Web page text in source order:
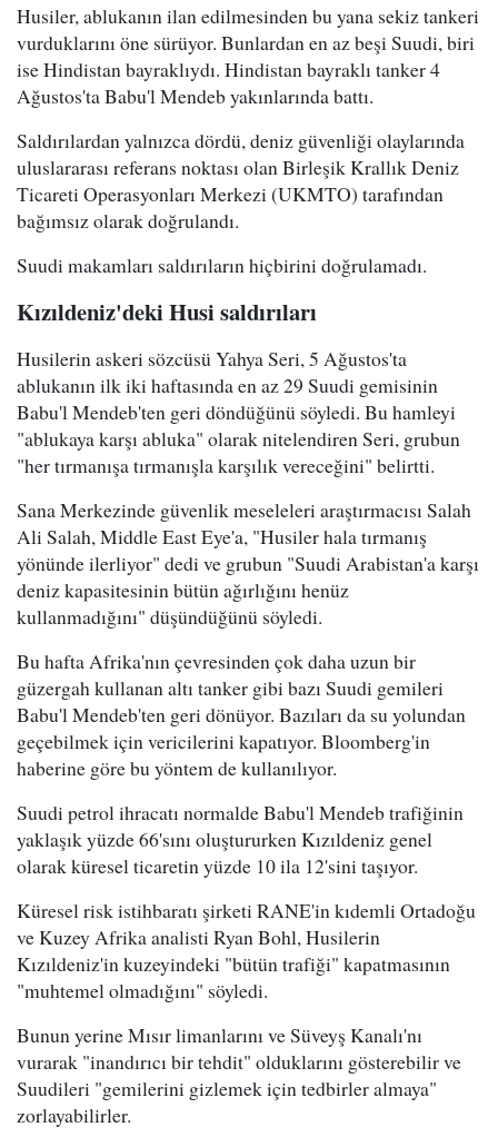
Husiler, ablukanın ilan edilmesinden bu yana sekiz tankeri
vurduklarını öne sürüyor. Bunlardan en az beşi Suudi, biri
ise Hindistan bayraklıydı. Hindistan bayraklı tanker 4
Ağustos'ta Babu'l Mendeb yakınlarında battı.
Saldırılardan yalnızca dördü, deniz güvenliği olaylarında
uluslararası referans noktası olan Birleşik Krallık Deniz
Ticareti Operasyonları Merkezi (UKMTO) tarafından
bağımsız olarak doğrulandı.
Suudi makamları saldırıların hiçbirini doğrulamadı.
Kızıldeniz'deki Husi saldırıları
Husilerin askeri sözcüsü Yahya Seri, 5 Ağustos'ta
ablukanın ilk iki haftasında en az 29 Suudi gemisinin
Babu'l Mendeb'ten geri döndüğünü söyledi. Bu hamleyi
"ablukaya karşı abluka" olarak nitelendiren Seri, grubun
"her tırmanışa tırmanışla karşılık vereceğini" belirtti.
Sana Merkezinde güvenlik meseleleri araştırmacısı Salah
Ali Salah, Middle East Eye'a, "Husiler hala tırmanış
yönünde ilerliyor" dedi ve grubun "Suudi Arabistan'a karşı
deniz kapasitesinin bütün ağırlığını henüz
kullanmadığını" düşündüğünü söyledi.
Bu hafta Afrika'nın çevresinden çok daha uzun bir
güzergah kullanan altı tanker gibi bazı Suudi gemileri
Babu'l Mendeb'ten geri dönüyor. Bazıları da su yolundan
geçebilmek için vericilerini kapatıyor. Bloomberg'in
haberine göre bu yöntem de kullanılıyor.
Suudi petrol ihracatı normalde Babu'l Mendeb trafiğinin
yaklaşık yüzde 66'sını oluştururken Kızıldeniz genel
olarak küresel ticaretin yüzde 10 ila 12'sini taşıyor.
Küresel risk istihbaratı şirketi RANE'in kıdemli Ortadoğu
ve Kuzey Afrika analisti Ryan Bohl, Husilerin
Kızıldeniz'in kuzeyindeki "bütün trafiği" kapatmasının
"muhtemel olmadığını" söyledi.
Bunun yerine Mısır limanlarını ve Süveyş Kanalı'nı
vurarak "inandırıcı bir tehdit" olduklarını gösterebilir ve
Suudileri "gemilerini gizlemek için tedbirler almaya"
zorlayabilirler.